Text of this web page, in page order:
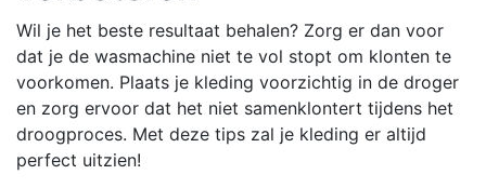
Wil je het beste resultaat behalen? Zorg er dan voor
dat je de wasmachine niet te vol stopt om klonten te
voorkomen. Plaats je kleding voorzichtig in de droger
en zorg ervoor dat het niet samenklontert tijdens het
droogproces. Met deze tips zal je kleding er altijd
perfect uitzien!